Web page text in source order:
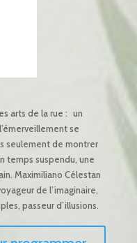
arts de la rue : un
se
seulement de montrer
temps suspendu, une
Maximiliano Célestan
de l’imaginaire,
passeur d’illusions.